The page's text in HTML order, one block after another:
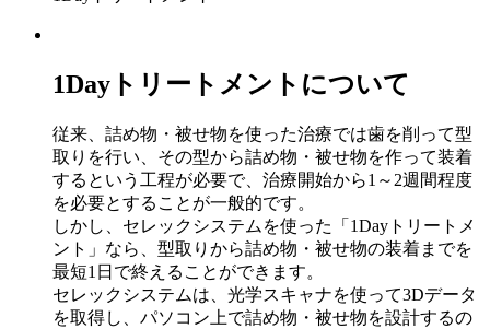
1Dayトリートメントについて
従来、詰め物・被せ物を使った治療では歯を削って型
取りを行い、その型から詰め物・被せ物を作って装着
するという工程が必要で、治療開始から1～2週間程度
を必要とすることが一般的です。
しかし、セレックシステムを使った「1Dayトリートメ
ント」なら、型取りから詰め物・被せ物の装着までを
最短1日で終えることができます。
セレックシステムは、光学スキャナを使って3Dデータ
を取得し、パソコン上で詰め物・被せ物を設計するの